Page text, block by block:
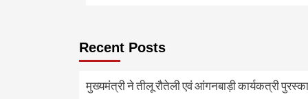
Recent Posts
मुख्यमंत्री ने तीलू रौतेली एवं आंगनबाड़ी कार्यकत्री